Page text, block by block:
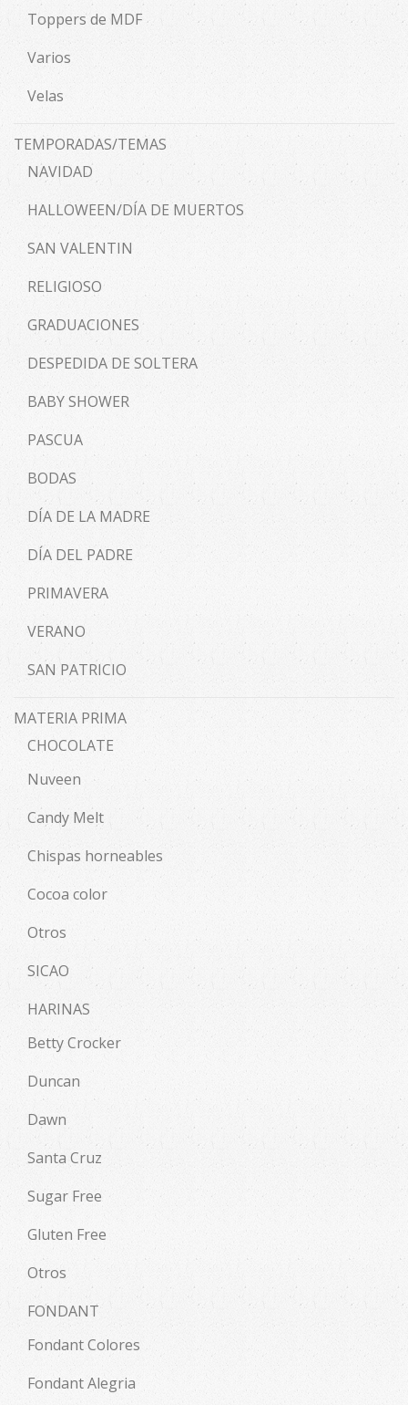
Toppers de MDF
Varios
Velas
TEMPORADAS/TEMAS
NAVIDAD
HALLOWEEN/DÍA DE MUERTOS
SAN VALENTIN
RELIGIOSO
GRADUACIONES
DESPEDIDA DE SOLTERA
BABY SHOWER
PASCUA
BODAS
DÍA DE LA MADRE
DÍA DEL PADRE
PRIMAVERA
VERANO
SAN PATRICIO
MATERIA PRIMA
CHOCOLATE
Nuveen
Candy Melt
Chispas horneables
Cocoa color
Otros
SICAO
HARINAS
Betty Crocker
Duncan
Dawn
Santa Cruz
Sugar Free
Gluten Free
Otros
FONDANT
Fondant Colores
Fondant Alegria